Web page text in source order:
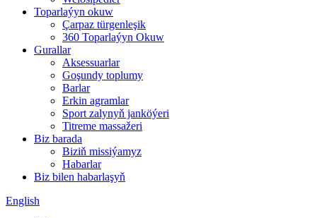
Toparlaýyn okuw
Çarpaz türgenleşik
360 Toparlaýyn Okuw
Gurallar
Aksessuarlar
Goşundy toplumy
Barlar
Erkin agramlar
Sport zalynyň janköýeri
Titreme massažeri
Biz barada
Biziň missiýamyz
Habarlar
Biz bilen habarlaşyň
English